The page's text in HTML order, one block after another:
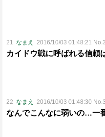
21 なまえ 2016/10/03 01:48:21
カイドウ戦に呼ばれる信頼
22 なまえ 2016/10/03 01:48:30
なんでこんなに弱いの…一